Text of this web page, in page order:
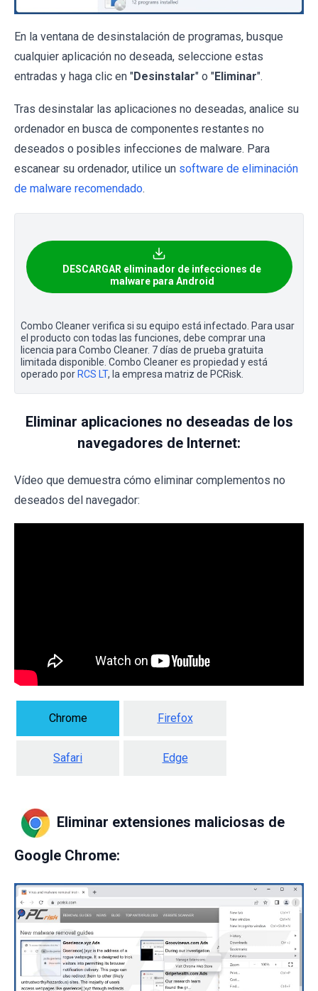
En la ventana de desinstalación de programas, busque
cualquier aplicación no deseada, seleccione estas
entradas y haga clic en "Desinstalar" o "Eliminar".
Tras desinstalar las aplicaciones no deseadas, analice su
ordenador en busca de componentes restantes no
deseados o posibles infecciones de malware. Para
escanear su ordenador, utilice un software de eliminación
de malware recomendado.
DESCARGAR eliminador de infecciones de
malware para Android
Combo Cleaner verifica si su equipo está infectado. Para usar
el producto con todas las funciones, debe comprar una
licencia para Combo Cleaner. 7 días de prueba gratuita
limitada disponible. Combo Cleaner es propiedad y está
operado por RCS LT, la empresa matriz de PCRisk.
Eliminar aplicaciones no deseadas de los
navegadores de Internet:
Vídeo que demuestra cómo eliminar complementos no
deseados del navegador:
Chrome Firefox
Safari Edge
Eliminar extensiones maliciosas de
Google Chrome: